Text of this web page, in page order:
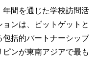
間を通じた学校訪問活
ンは、ビットゲットと
括的パートナーシップ
ンが東南アジアで最も